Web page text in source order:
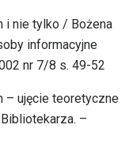
i nie tylko / Bożena
informacyjne
nr 7/8 s. 49-52
– ujęcie teoretyczne
–